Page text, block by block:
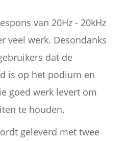
van 20Hz - 20kHz
veel werk. Desondanks
dat de
is op het podium en
goed werk levert om
te houden.
geleverd met twee